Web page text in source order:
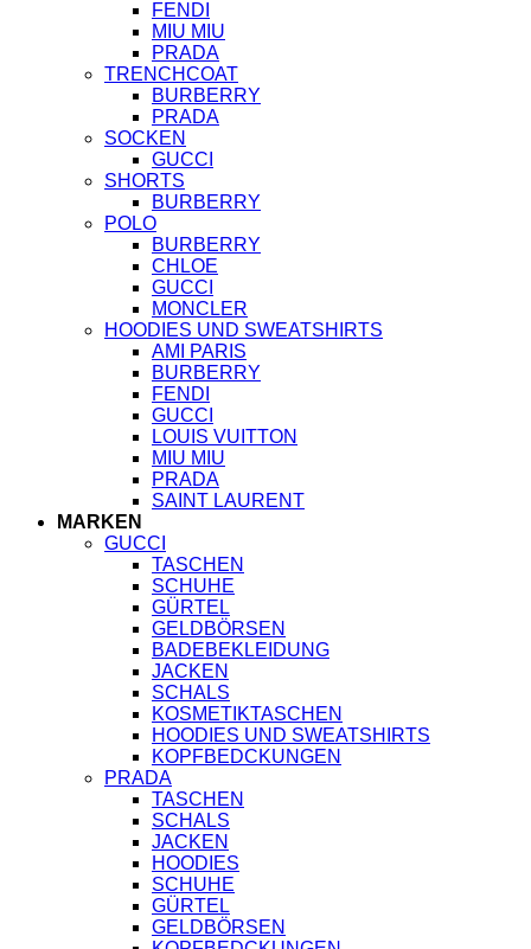
FENDI
MIU MIU
PRADA
TRENCHCOAT
BURBERRY
PRADA
SOCKEN
GUCCI
SHORTS
BURBERRY
POLO
BURBERRY
CHLOE
GUCCI
MONCLER
HOODIES UND SWEATSHIRTS
AMI PARIS
BURBERRY
FENDI
GUCCI
LOUIS VUITTON
MIU MIU
PRADA
SAINT LAURENT
MARKEN
GUCCI
TASCHEN
SCHUHE
GÜRTEL
GELDBÖRSEN
BADEBEKLEIDUNG
JACKEN
SCHALS
KOSMETIKTASCHEN
HOODIES UND SWEATSHIRTS
KOPFBEDCKUNGEN
PRADA
TASCHEN
SCHALS
JACKEN
HOODIES
SCHUHE
GÜRTEL
GELDBÖRSEN